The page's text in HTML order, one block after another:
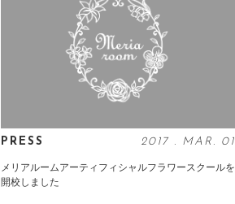
PRESS 2017 . MAR . 01
メリアルームアーティフィシャルフラワースクールを
開校しました